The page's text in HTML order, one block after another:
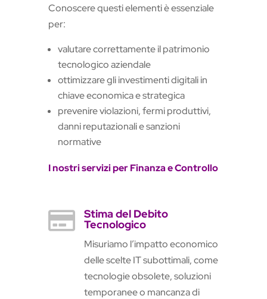
Conoscere questi elementi è essenziale
per:
valutare correttamente il patrimonio
tecnologico aziendale
ottimizzare gli investimenti digitali in
chiave economica e strategica
prevenire violazioni, fermi produttivi,
danni reputazionali e sanzioni
normative
I nostri servizi per Finanza e Controllo
 Stima del Debito
Tecnologico
Misuriamo l’impatto economico
delle scelte IT subottimali, come
tecnologie obsolete, soluzioni
temporanee o mancanza di